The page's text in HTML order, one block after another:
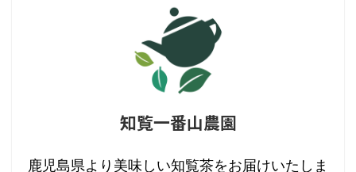
知覧一番山農園
鹿児島県より美味しい知覧茶をお届けいたしま